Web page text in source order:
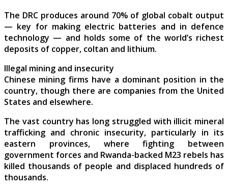
The DRC produces around 70% of global cobalt output
— key for making electric batteries and in defence
technology — and holds some of the world’s richest
deposits of copper, coltan and lithium.
Illegal mining and insecurity
Chinese mining firms have a dominant position in the
country, though there are companies from the United
States and elsewhere.
The vast country has long struggled with illicit mineral
trafficking and chronic insecurity, particularly in its
eastern provinces, where fighting between
government forces and Rwanda-backed M23 rebels has
killed thousands of people and displaced hundreds of
thousands.